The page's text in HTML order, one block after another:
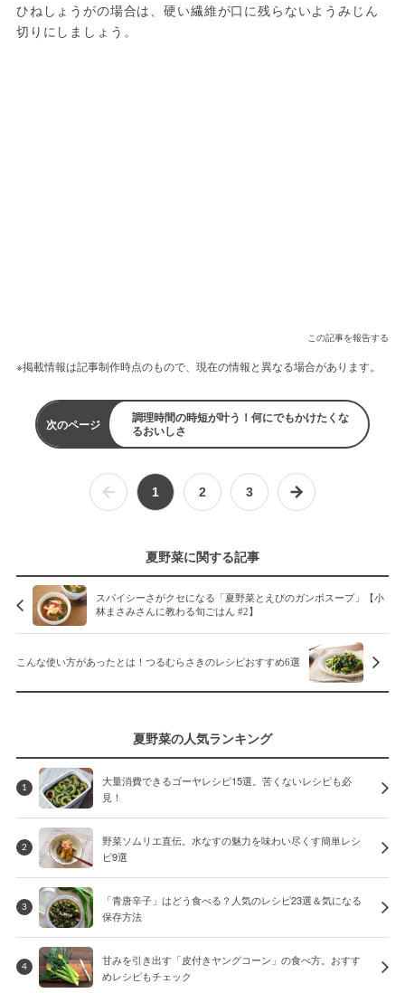
ひねしょうがの場合は、硬い繊維が口に残らないようみじん
切りにしましょう。
この記事を報告する
※掲載情報は記事制作時点のもので、現在の情報と異なる場合があります。
次のページ
調理時間の時短が叶う！何にでもかけたくな
るおいしさ
1 2 3
夏野菜に関する記事
スパイシーさがクセになる「夏野菜とえびのガンボスープ」【小
林まさみさんに教わる旬ごはん #2】
こんな使い方があったとは！つるむらさきのレシピおすすめ6選
夏野菜の人気ランキング
1
大量消費できるゴーヤレシピ15選。苦くないレシピも必
見！
2
野菜ソムリエ直伝。水なすの魅力を味わい尽くす簡単レシ
ピ9選
3
「青唐辛子」はどう食べる？人気のレシピ23選＆気になる
保存方法
4
甘みを引き出す「皮付きヤングコーン」の食べ方。おすす
めレシピもチェック